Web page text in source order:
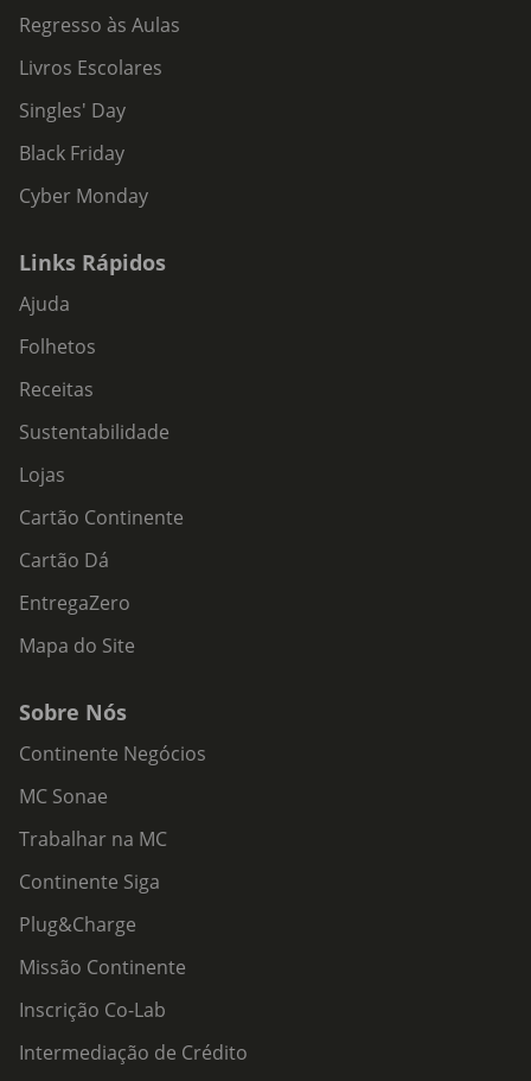
Regresso às Aulas
Livros Escolares
Singles' Day
Black Friday
Cyber Monday
Links Rápidos
Ajuda
Folhetos
Receitas
Sustentabilidade
Lojas
Cartão Continente
Cartão Dá
EntregaZero
Mapa do Site
Sobre Nós
Continente Negócios
MC Sonae
Trabalhar na MC
Continente Siga
Plug&Charge
Missão Continente
Inscrição Co-Lab
Intermediação de Crédito